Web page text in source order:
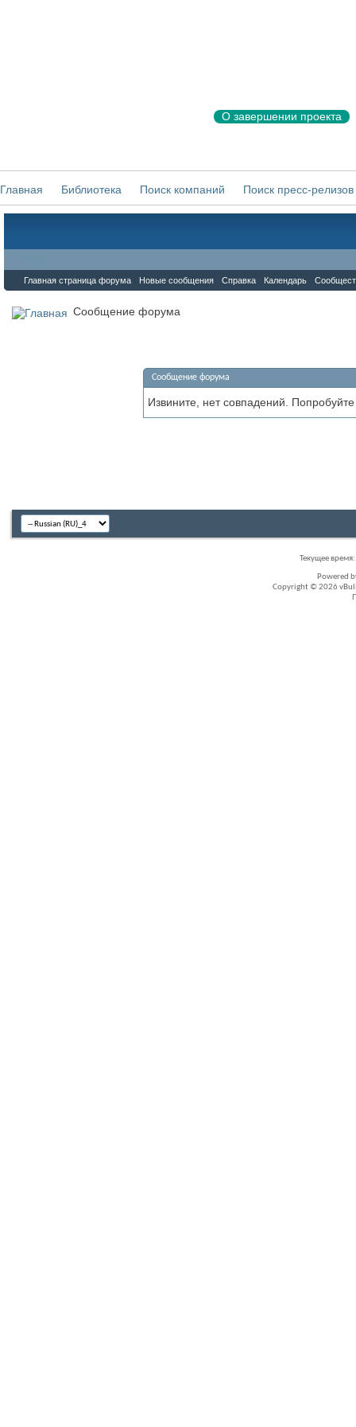
О завершении проекта
Главная Библиотека Поиск компаний Поиск пресс-релизов
Главная страница форума Новые сообщения Справка Календарь
Сообщение форума
Сообщение форума
Извините, нет совпадений.
Текущее время:
Powered
Copyright © 2026